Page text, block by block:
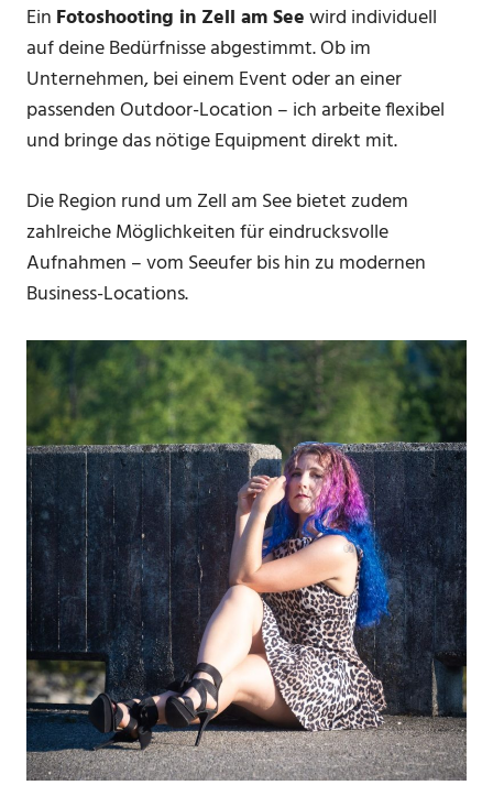
Ein Fotoshooting in Zell am Seewird individuell
auf deine Bedürfnisse abgestimmt. Ob im
Unternehmen, bei einem Event oder an einer
passenden Outdoor-Location – ich arbeite flexibel
und bringe das nötige Equipment direkt mit.
Die Region rund um Zell am See bietet zudem
zahlreiche Möglichkeiten für eindrucksvolle
Aufnahmen – vom Seeufer bis hin zu modernen
Business-Locations.